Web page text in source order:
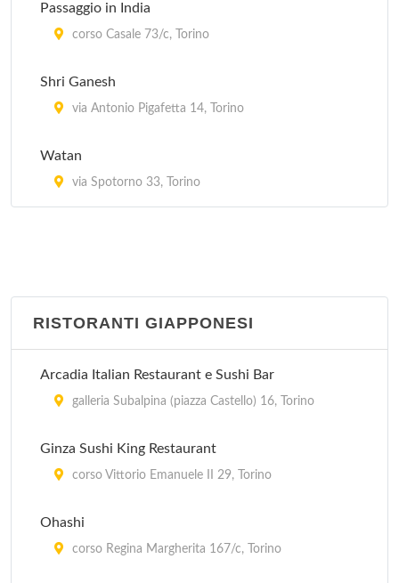
Passaggio in India
corso Casale 73/c, Torino
Shri Ganesh
via Antonio Pigafetta 14, Torino
Watan
via Spotorno 33, Torino
RISTORANTI GIAPPONESI
Arcadia Italian Restaurant e Sushi Bar
galleria Subalpina (piazza Castello) 16, Torino
Ginza Sushi King Restaurant
corso Vittorio Emanuele II 29, Torino
Ohashi
corso Regina Margherita 167/c, Torino